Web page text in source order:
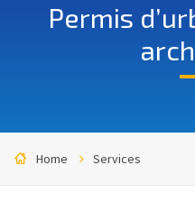
Permis
Home Services